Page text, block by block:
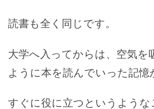
読書も全く同じです。
大学へ入ってからは、空気を
ように本を読んでいった記憶
すぐに役に立つというような